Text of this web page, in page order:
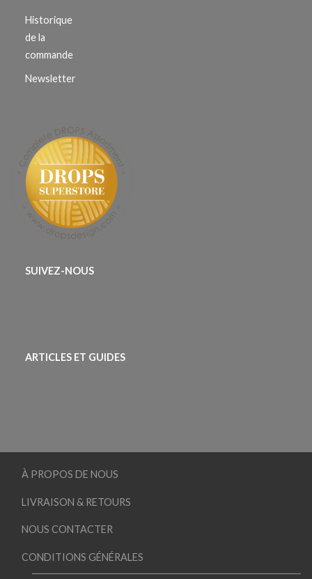
Historique
de la
commande
Newsletter
SUIVEZ-NOUS
ARTICLES ET GUIDES
À PROPOS DE NOUS
LIVRAISON & RETOURS
NOUS CONTACTER
CONDITIONS GÉNÉRALES